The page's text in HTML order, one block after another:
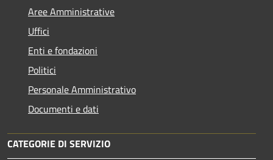
Aree Amministrative
Uffici
Enti e fondazioni
Politici
Personale Amministrativo
Documenti e dati
CATEGORIE DI SERVIZIO